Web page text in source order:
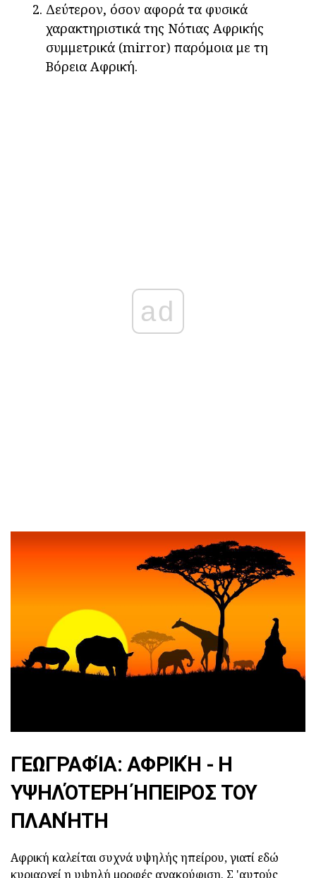
Δεύτερον, όσον αφορά τα φυσικά
χαρακτηριστικά της Νότιας Αφρικής
συμμετρικά (mirror) παρόμοια με τη
Βόρεια Αφρική.
ad
ΓΕΩΓΡΑΦΊΑ: ΑΦΡΙΚΉ - Η
ΥΨΗΛΌΤΕΡΗ ΉΠΕΙΡΟΣ ΤΟΥ
ΠΛΑΝΉΤΗ
Αφρική καλείται συχνά υψηλής ηπείρου, γιατί εδώ
κυριαρχεί η υψηλή μορφές ανακούφιση. Σ 'αυτούς